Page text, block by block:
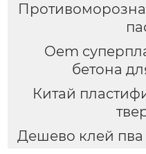
Oem
бетона
Китай
Дешево клей